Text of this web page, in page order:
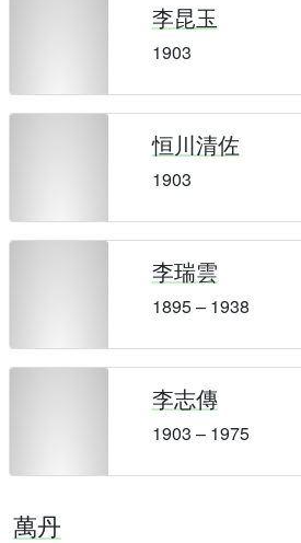
李昆玉
1903
恒川清佐
1903
李瑞雲
1895 – 1938
李志傳
1903 – 1975
萬丹